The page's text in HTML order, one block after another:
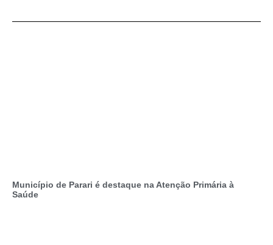
Município de Parari é destaque na Atenção Primária à
Saúde